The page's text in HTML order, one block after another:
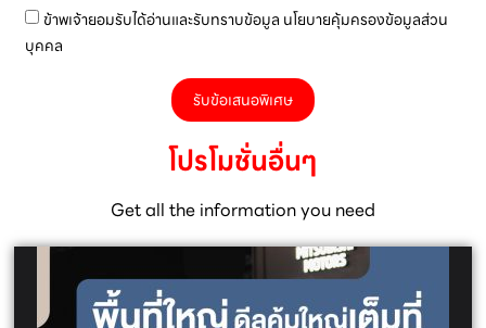
ข้าพเจ้ายอมรับได้อ่านและรับทราบข้อมูล นโยบายคุ้มครองข้อมูลส่วน
บุคคล
รับข้อเสนอพิเศษ
โปรโมชั่นอื่นๆ
Get all the information you need